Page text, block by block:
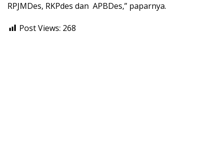
RPJMDes, RKPdes dan APBDes,” paparnya.
Post Views: 268